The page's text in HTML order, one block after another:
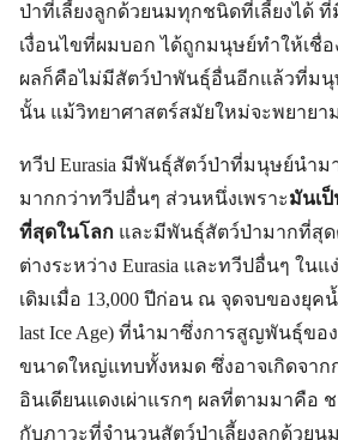
ป่าที่เลี้ยงลูกด้วยนมทุกชนิดที่เลี้ยงได้
เงื่อนไขที่ผมบอก ได้ถูกมนุษย์ทำให้เชื่อ
ผลก็คือไม่มีสัตว์ป่าพันธุ์อื่นอีกแล้วที่มนุ
นั้น แม้วิทยาศาสตร์สมัยใหม่จะพยายา
ทวีป Eurasia มีพันธุ์สัตว์ป่าที่มนุษย์นำม
มากกว่าทวีปอื่นๆ ส่วนหนึ่งเพราะมันเ
ที่สุดในโลก และมีพันธุ์สัตว์ป่ามากที่สุ
ต่างระหว่าง Eurasia และทวีปอื่นๆ ใน
เดิมเมื่อ 13,000 ปีก่อน ณ จุดจบของยุค
last Ice Age) ที่นำมาซึ่งการสูญพันธุ์ขอ
ขนาดใหญ่แทบทั้งหมด ซึ่งอาจเกิดจาก
อินเดียนแดงเผ่าแรกๆ ผลที่ตามมาคือ
กับภาวะที่จำนวนสัตว์ป่าเลี้ยงลูกด้วย